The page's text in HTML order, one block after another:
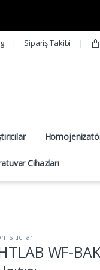
Sipariş Takibi
Cihazları
Isıtıcıları
WF-